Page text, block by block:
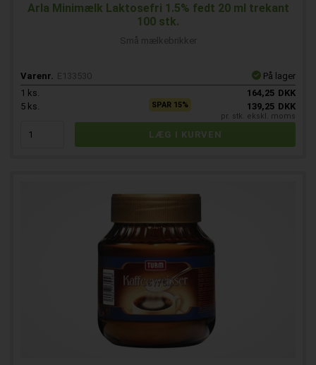
Arla Minimælk Laktosefri 1.5% fedt 20 ml trekant
100 stk.
Små mælkebrikker
Varenr. E133530
På lager
1 ks. 164,25 DKK
5 ks. SPAR 15% 139,25 DKK
pr. stk. ekskl. moms